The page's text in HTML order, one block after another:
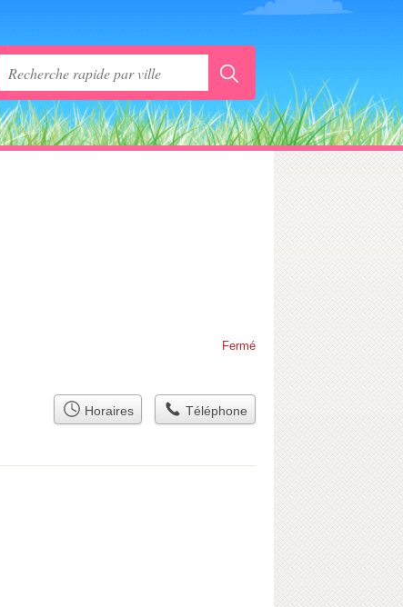
Fermé
Horaires Téléphone